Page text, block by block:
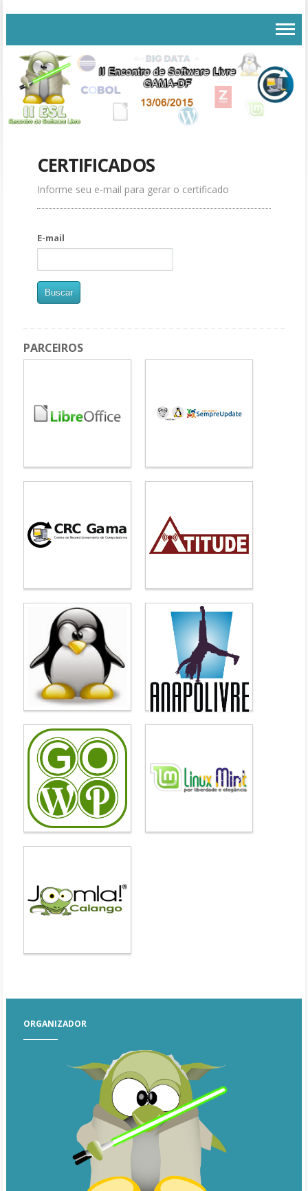
CERTIFICADOS
Informe seu e-mail para gerar o certificado
E-mail
PARCEIROS
ORGANIZADOR